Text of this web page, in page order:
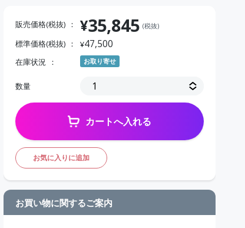
販売価格(税抜) ¥35,845 (税抜)
標準価格(税抜) ¥47,500
在庫状況 お取り寄せ
数量
カートへ入れる
お気に入りに追加
お買い物に関するご案内